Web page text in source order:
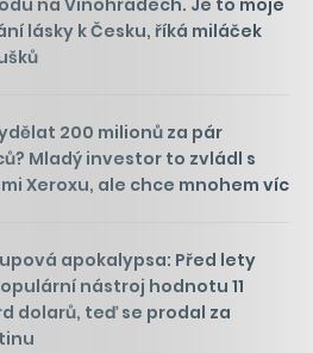
na Vinohradech. Je to moje
lásky k Česku, říká miláček
200 milionů za pár
Mladý investor to zvládl s
Xeroxu, ale chce mnohem víc
apokalypsa: Před lety
nástroj hodnotu 11
dolarů, teď se prodal za